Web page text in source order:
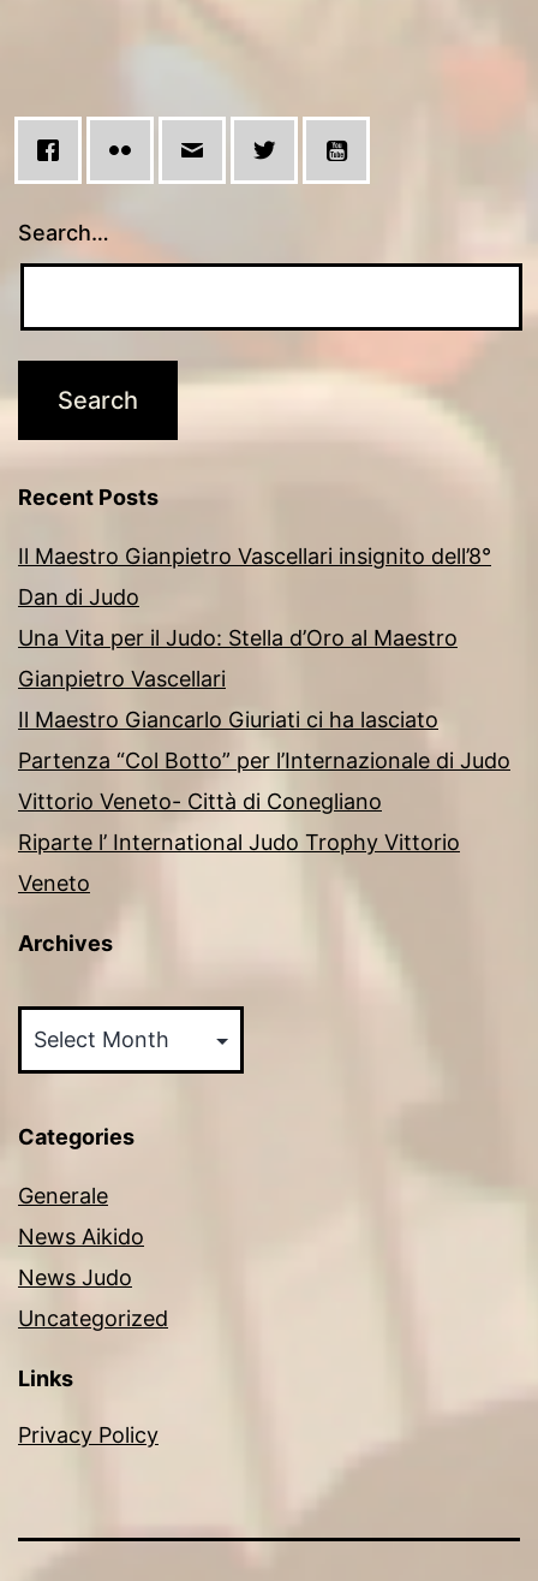
Search…
Recent Posts
Il Maestro Gianpietro Vascellari insignito dell’8°
Dan di Judo
Una Vita per il Judo: Stella d’Oro al Maestro
Gianpietro Vascellari
Il Maestro Giancarlo Giuriati ci ha lasciato
Partenza “Col Botto” per l’Internazionale di Judo
Vittorio Veneto- Città di Conegliano
Riparte l’ International Judo Trophy Vittorio
Veneto
Archives
Categories
Generale
News Aikido
News Judo
Uncategorized
Links
Privacy Policy